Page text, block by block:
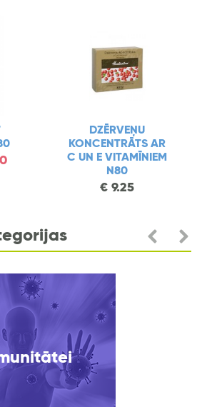
DZĒRVEŅU
KONCENTRĀTS AR
C UN E VITAMĪNIEM
N80
€ 9.25